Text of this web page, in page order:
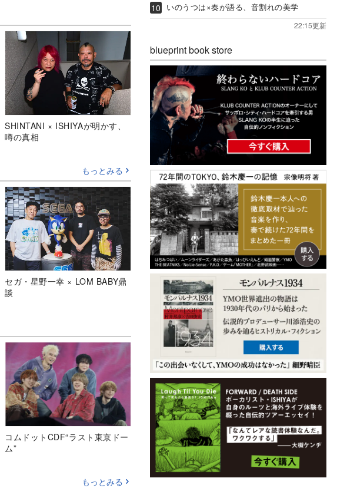
SHINTANI × ISHIYAが明かす、
噂の真相
もっとみる
セガ・星野一幸 × LOM BABY鼎
談
コムドットCDF“ラスト東京ドー
ム”
もっとみる
いのうつは×奏が語る、音割れの美学
22:15更新
blueprint book store